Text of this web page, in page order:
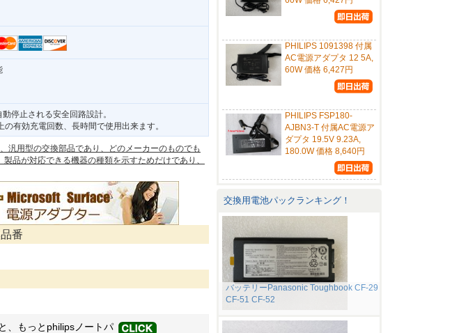
停止される安全回路設計。
有効充電回数、長時間で使用出来ます。
汎用型の交換部品であり、どのメーカーのものでも
品が対応できる機器の種類を示すためだけであり、
番
、もっと philipsノートパ
PHILIPS 1091398 付属
AC電源アダプタ 12 5A,
60W 価格 6,427円
PHILIPS FSP180-
AJBN3-T 付属AC電源ア
ダプタ 19.5V 9.23A,
180.0W 価格 8,640円
交換用電池パックランキング！
バッテリーPanasonic Toughbook CF-29
CF-51 CF-52